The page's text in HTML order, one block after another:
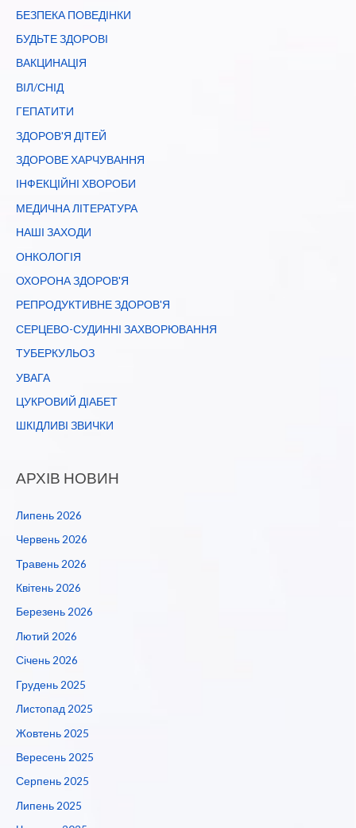
якість
БЕЗПЕКА ПОВЕДІНКИ
БУДЬТЕ ЗДОРОВІ
ВАКЦИНАЦІЯ
ВІЛ/СНІД
ГЕПАТИТИ
ЗДОРОВ'Я ДІТЕЙ
ЗДОРОВЕ ХАРЧУВАННЯ
ІНФЕКЦІЙНІ ХВОРОБИ
МЕДИЧНА ЛІТЕРАТУРА
НАШІ ЗАХОДИ
ОНКОЛОГІЯ
ОХОРОНА ЗДОРОВ'Я
РЕПРОДУКТИВНЕ ЗДОРОВ'Я
СЕРЦЕВО-СУДИННІ ЗАХВОРЮВАННЯ
ТУБЕРКУЛЬОЗ
УВАГА
ЦУКРОВИЙ ДІАБЕТ
ШКІДЛИВІ ЗВИЧКИ
АРХІВ НОВИН
Липень 2026
Червень 2026
Травень 2026
Квітень 2026
Березень 2026
Лютий 2026
Січень 2026
Грудень 2025
Листопад 2025
Жовтень 2025
Вересень 2025
Серпень 2025
Липень 2025